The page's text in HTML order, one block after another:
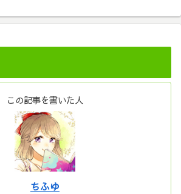
この記事を書いた人
ちふゆ